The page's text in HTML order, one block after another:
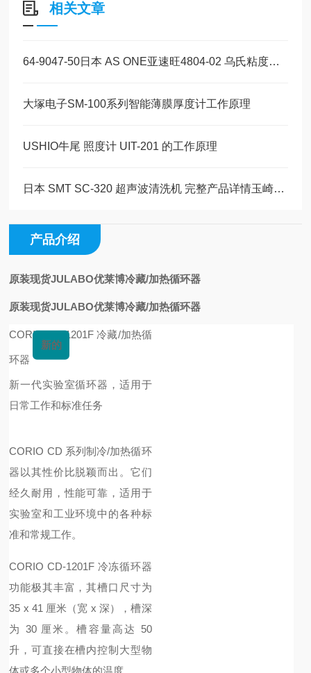
相关文章
64-9047-50日本 AS ONE亚速旺4804-02 乌氏粘度计毛细管式粘度计玉科现货
大塚电子SM-100系列智能薄膜厚度计工作原理
USHIO牛尾 照度计 UIT-201 的工作原理
日本 SMT SC-320 超声波清洗机 完整产品详情玉崎科学原装供应
产品介绍
原装现货JULABO优莱博冷藏/加热循环器
原装现货JULABO优莱博冷藏/加热循环器
CORIO CD-1201F 冷藏/加热循
环器
新的
新一代实验室循环器，适用于
日常工作和标准任务
CORIO CD 系列制冷/加热循环
器以其性价比脱颖而出。它们
经久耐用，性能可靠，适用于
实验室和工业环境中的各种标
准和常规工作。
CORIO CD-1201F 冷冻循环器
功能极其丰富，其槽口尺寸为
35 x 41 厘米（宽 x 深），槽深
为 30 厘米。槽容量高达 50
升，可直接在槽内控制大型物